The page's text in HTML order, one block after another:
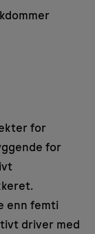
for
for
enn femti
driver med